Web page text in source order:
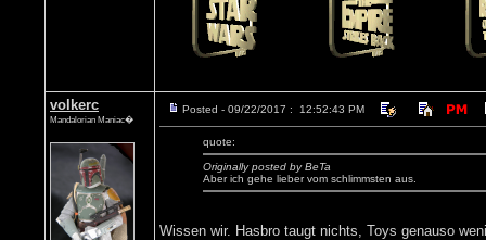
volkerc
Mandalorian Maniac�
Posted - 09/22/2017 : 12:52:43 PM
quote:
Originally posted by BeTa
Aber ich gehe lieber vom schlimmsten aus.
Wissen wir. Hasbro taugt nichts, Toys genauso